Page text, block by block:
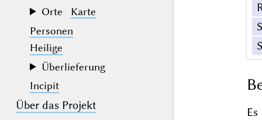
Orte
Karte
Personen
Heilige
Überlieferung
Incipit
Über das Projekt